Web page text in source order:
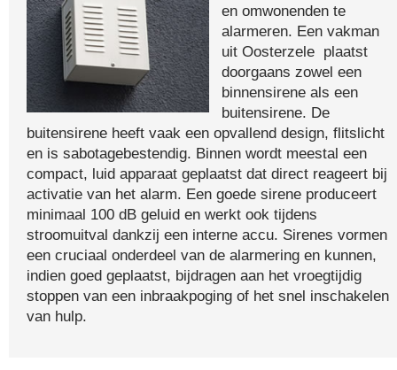
en omwonenden te
alarmeren. Een vakman
uit Oosterzele plaatst
doorgaans zowel een
binnensirene als een
buitensirene. De
buitensirene heeft vaak een opvallend design, flitslicht
en is sabotagebestendig. Binnen wordt meestal een
compact, luid apparaat geplaatst dat direct reageert bij
activatie van het alarm. Een goede sirene produceert
minimaal 100 dB geluid en werkt ook tijdens
stroomuitval dankzij een interne accu. Sirenes vormen
een cruciaal onderdeel van de alarmering en kunnen,
indien goed geplaatst, bijdragen aan het vroegtijdig
stoppen van een inbraakpoging of het snel inschakelen
van hulp.